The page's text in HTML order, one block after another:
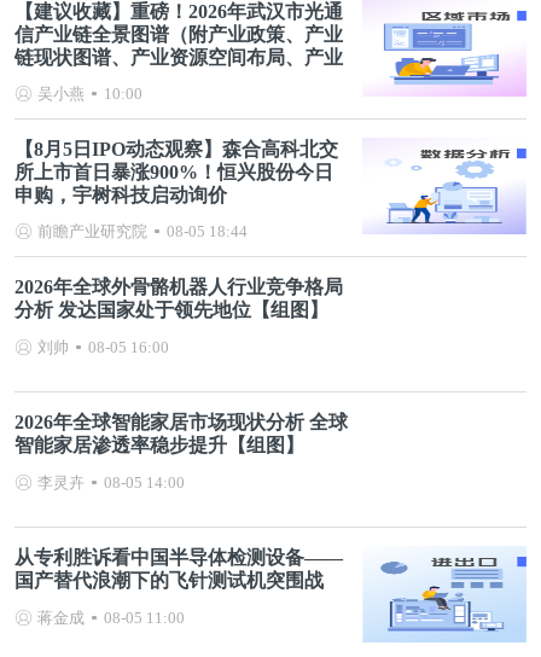
【建议收藏】重磅！2026年武汉市光通
信产业链全景图谱（附产业政策、产业
链现状图谱、产业资源空间布局、产业
链发展规划）
吴小燕 10:00
【8月5日IPO动态观察】森合高科北交
所上市首日暴涨900%！恒兴股份今日
申购，宇树科技启动询价
前瞻产业研究院 08-05 18:44
2026年全球外骨骼机器人行业竞争格局
分析 发达国家处于领先地位【组图】
刘帅 08-05 16:00
2026年全球智能家居市场现状分析 全球
智能家居渗透率稳步提升【组图】
李灵卉 08-05 14:00
从专利胜诉看中国半导体检测设备——
国产替代浪潮下的飞针测试机突围战
蒋金成 08-05 11:00